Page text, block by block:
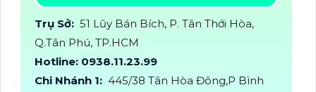
Trụ Sở: 51 Lũy Bán Bích, P. Tân Thới Hòa,
Q.Tân Phú, TP.HCM
Hotline: 0938.11.23.99
Chi Nhánh 1: 445/38 Tân Hòa Đông,P Bình